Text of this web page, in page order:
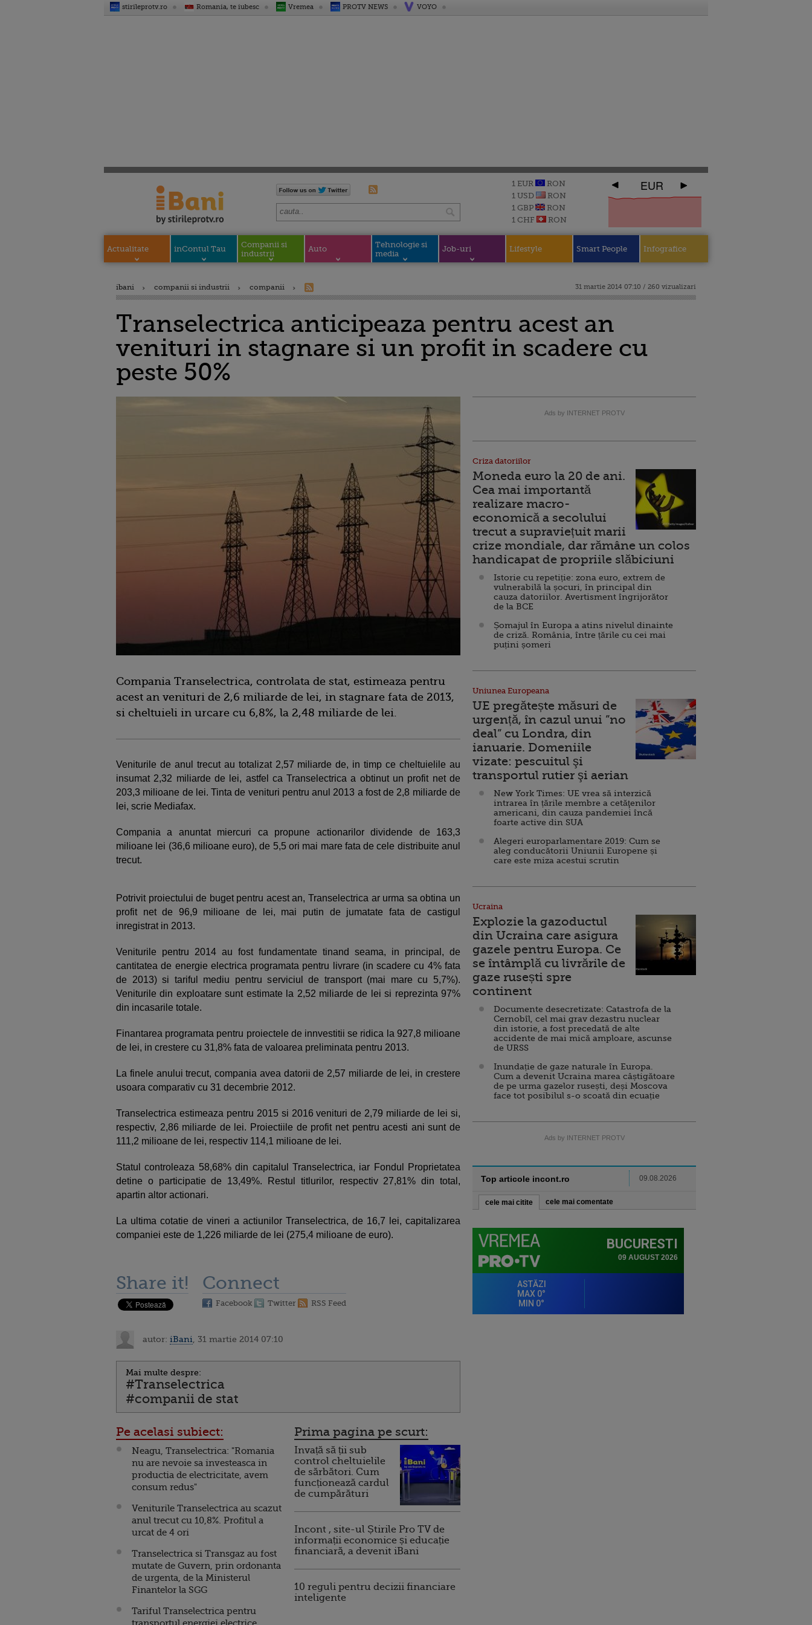
stirileprotv.ro Romania, te iubesc Vremea PROTV NEWS VOYO
1 EUR
RON
1 USD
RON
1 GBP
RON
1 CHF
RON
EUR
Actualitate inContul Tau
Companii si
industrii
Auto
Tehnologie si
media
Job-uri Lifestyle Smart People Infografice
ibani companii si industrii companii 31 martie 2014 07:10 / 260 vizualizari
Transelectrica anticipeaza pentru acest an
venituri in stagnare si un profit in scadere cu
peste 50%
Compania Transelectrica, controlata de stat, estimeaza pentru
acest an venituri de 2,6 miliarde de lei, in stagnare fata de 2013,
si cheltuieli in urcare cu 6,8%, la 2,48 miliarde de lei.
Veniturile de anul trecut au totalizat 2,57 miliarde de, in timp ce cheltuielile au
insumat 2,32 miliarde de lei, astfel ca Transelectrica a obtinut un profit net de
203,3 milioane de lei. Tinta de venituri pentru anul 2013 a fost de 2,8 miliarde de
lei, scrie Mediafax.
Compania a anuntat miercuri ca propune actionarilor dividende de 163,3
milioane lei (36,6 milioane euro), de 5,5 ori mai mare fata de cele distribuite anul
trecut.
Potrivit proiectului de buget pentru acest an, Transelectrica ar urma sa obtina un
profit net de 96,9 milioane de lei, mai putin de jumatate fata de castigul
inregistrat in 2013.
Veniturile pentru 2014 au fost fundamentate tinand seama, in principal, de
cantitatea de energie electrica programata pentru livrare (in scadere cu 4% fata
de 2013) si tariful mediu pentru serviciul de transport (mai mare cu 5,7%).
Veniturile din exploatare sunt estimate la 2,52 miliarde de lei si reprezinta 97%
din incasarile totale.
Finantarea programata pentru proiectele de innvestitii se ridica la 927,8 milioane
de lei, in crestere cu 31,8% fata de valoarea preliminata pentru 2013.
La finele anului trecut, compania avea datorii de 2,57 miliarde de lei, in crestere
usoara comparativ cu 31 decembrie 2012.
Transelectrica estimeaza pentru 2015 si 2016 venituri de 2,79 miliarde de lei si,
respectiv, 2,86 miliarde de lei. Proiectiile de profit net pentru acesti ani sunt de
111,2 milioane de lei, respectiv 114,1 milioane de lei.
Statul controleaza 58,68% din capitalul Transelectrica, iar Fondul Proprietatea
detine o participatie de 13,49%. Restul titlurilor, respectiv 27,81% din total,
apartin altor actionari.
La ultima cotatie de vineri a actiunilor Transelectrica, de 16,7 lei, capitalizarea
companiei este de 1,226 miliarde de lei (275,4 milioane de euro).
Share it! Connect
Facebook Twitter RSS Feed
autor: iBani , 31 martie 2014 07:10
Mai multe despre:
#Transelectrica
#companii de stat
Pe acelasi subiect:
Neagu, Transelectrica: "Romania
nu are nevoie sa investeasca in
productia de electricitate, avem
consum redus"
Veniturile Transelectrica au scazut
anul trecut cu 10,8%. Profitul a
urcat de 4 ori
Transelectrica si Transgaz au fost
mutate de Guvern, prin ordonanta
de urgenta, de la Ministerul
Finantelor la SGG
Tariful Transelectrica pentru
Prima pagina pe scurt:
Invață să ții sub
control cheltuielile
de sărbători. Cum
funcționează cardul
de cumpărături
Incont , site-ul Știrile Pro TV de
informații economice și educație
financiară, a devenit iBani
10 reguli pentru decizii financiare
inteligente
Ads by INTERNET PROTV
Criza datoriilor
Moneda euro la 20 de ani.
Cea mai importantă
realizare macro-
economică a secolului
trecut a supraviețuit marii
crize mondiale, dar rămâne un colos
handicapat de propriile slăbiciuni
Istorie cu repetiție: zona euro, extrem de
vulnerabilă la șocuri, în principal din
cauza datoriilor. Avertisment îngrijorător
de la BCE
Șomajul în Europa a atins nivelul dinainte
de criză. România, între țările cu cei mai
puțini șomeri
Uniunea Europeana
UE pregătește măsuri de
urgență, în cazul unui ”no
deal” cu Londra, din
ianuarie. Domeniile
vizate: pescuitul şi
transportul rutier şi aerian
New York Times: UE vrea să interzică
intrarea în țările membre a cetăţenilor
americani, din cauza pandemiei încă
foarte active din SUA
Alegeri europarlamentare 2019: Cum se
aleg conducătorii Uniunii Europene și
care este miza acestui scrutin
Ucraina
Explozie la gazoductul
din Ucraina care asigura
gazele pentru Europa. Ce
se întâmplă cu livrările de
gaze rusești spre
continent
Documente desecretizate: Catastrofa de la
Cernobîl, cel mai grav dezastru nuclear
din istorie, a fost precedată de alte
accidente de mai mică amploare, ascunse
de URSS
Inundație de gaze naturale în Europa.
Cum a devenit Ucraina marea câștigătoare
de pe urma gazelor rusești, deși Moscova
face tot posibilul s-o scoată din ecuație
Ads by INTERNET PROTV
Top articole incont.ro 09.08.2026
cele mai citite cele mai comentate